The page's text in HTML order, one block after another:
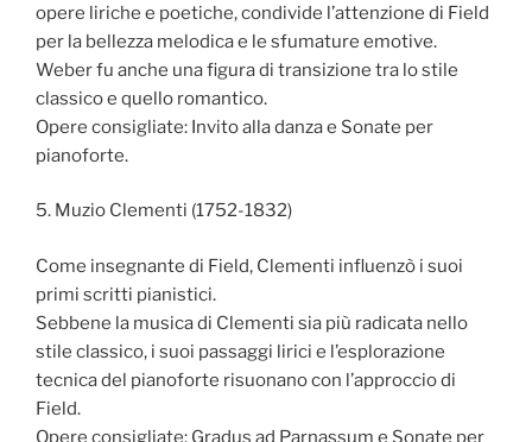
opere liriche e poetiche, condivide l’attenzione di Field
per la bellezza melodica e le sfumature emotive.
Weber fu anche una figura di transizione tra lo stile
classico e quello romantico.
Opere consigliate: Invito alla danza e Sonate per
pianoforte.
5. Muzio Clementi (1752-1832)
Come insegnante di Field, Clementi influenzò i suoi
primi scritti pianistici.
Sebbene la musica di Clementi sia più radicata nello
stile classico, i suoi passaggi lirici e l’esplorazione
tecnica del pianoforte risuonano con l’approccio di
Field.
Opere consigliate: Gradus ad Parnassum e Sonate per